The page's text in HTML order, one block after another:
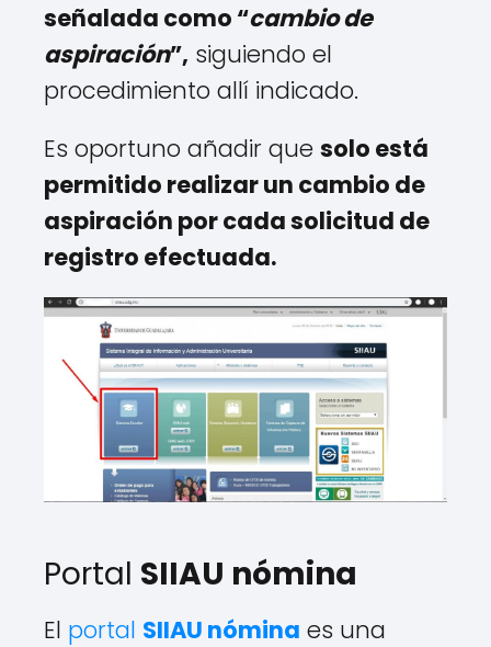
señalada como “cambio de
aspiración”, siguiendo el
procedimiento allí indicado.
Es oportuno añadir que solo está
permitido realizar un cambio de
aspiración por cada solicitud de
registro efectuada.
Portal SIIAU nómina
El portal SIIAU nómina es una